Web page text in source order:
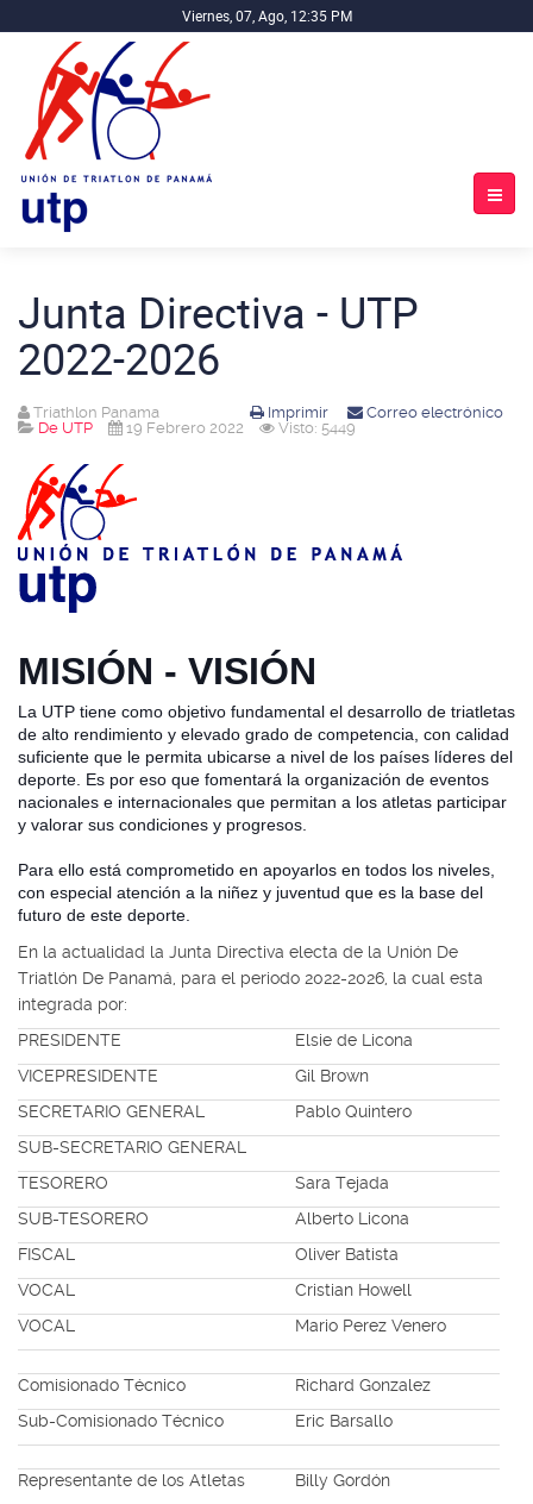
Viernes, 07, Ago, 12:35 PM
Junta Directiva - UTP
2022-2026
Imprimir Correo electrónico
Triathlon Panama
De UTP
19 Febrero 2022 Visto: 5449
MISIÓN - VISIÓN
La UTP tiene como objetivo fundamental el desarrollo de triatletas
de alto rendimiento y elevado grado de competencia, con calidad
suficiente que le permita ubicarse a nivel de los países líderes del
deporte. Es por eso que fomentará la organización de eventos
nacionales e internacionales que permitan a los atletas participar
y valorar sus condiciones y progresos.
Para ello está comprometido en apoyarlos en todos los niveles,
con especial atención a la niñez y juventud que es la base del
futuro de este deporte.
En la actualidad la Junta Directiva electa de la Unión De
Triatlón De Panamá, para el periodo 2022-2026, la cual esta
integrada por:
PRESIDENTE
Elsie de Licona
VICEPRESIDENTE
Gil Brown
SECRETARIO GENERAL
Pablo Quintero
SUB-SECRETARIO GENERAL
TESORERO
Sara Tejada
SUB-TESORERO
Alberto Licona
FISCAL
Oliver Batista
VOCAL
Cristian Howell
VOCAL
Mario Perez Venero
Comisionado Técnico
Richard Gonzalez
Sub-Comisionado Técnico
Eric Barsallo
Representante de los Atletas Billy Gordón